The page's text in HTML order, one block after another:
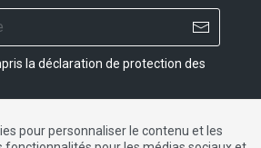
la déclaration de protection des
pour personnaliser le contenu et les